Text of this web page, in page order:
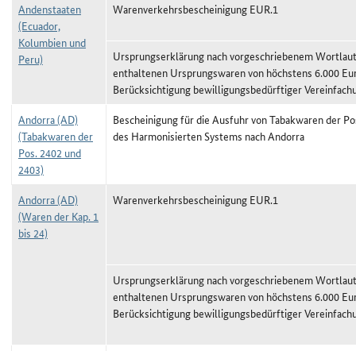
Andenstaaten
(Ecuador,
Kolumbien und
Peru)
Warenverkehrsbescheinigung EUR.1
Ursprungserklärung nach vorgeschriebenem
enthaltenen Ursprungswaren von höchstens 6.000
Berücksichtigung bewilligungsbedürftiger
Andorra (AD)
(Tabakwaren der
Pos. 2402 und
2403)
Bescheinigung für die Ausfuhr von Tabakwaren der
des Harmonisierten Systems nach Andorra
Andorra (AD)
(Waren der Kap. 1
bis 24)
Warenverkehrsbescheinigung EUR.1
Ursprungserklärung nach vorgeschriebenem
enthaltenen Ursprungswaren von höchstens 6.000
Berücksichtigung bewilligungsbedürftiger